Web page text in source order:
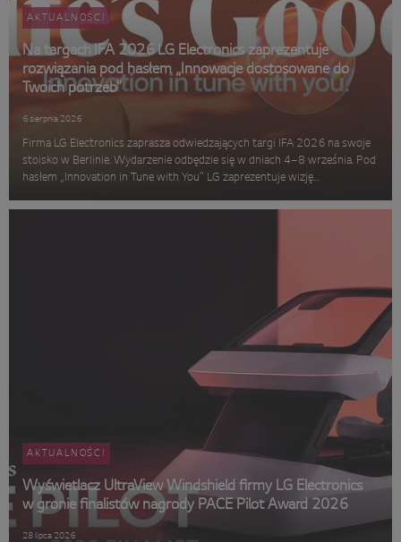
AKTUALNOŚCI
Na targach IFA 2026 LG Electronics zaprezentuje
rozwiązania pod hasłem „Innowacje dostosowane do
Twoich potrzeb”
6 sierpnia 2026
Firma LG Electronics zaprasza odwiedzających targi IFA 2026 na swoje
stoisko w Berlinie. Wydarzenie odbędzie się w dniach 4–8 września. Pod
hasłem „Innovation in Tune with You” LG zaprezentuje wizję
rozwi...
AKTUALNOŚCI
Wyświetlacz UltraView Windshield firmy LG Electronics
w gronie finalistów nagrody PACE Pilot Award 2026
28 lipca 2026